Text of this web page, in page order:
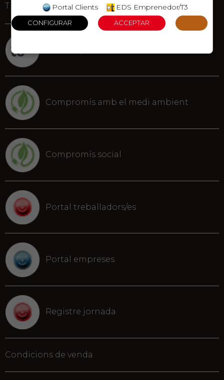
T. 977 382 542
Compromís amb el medi ambient
Compromís social
Portal treballadors/es
Portal empreses
Registre jornada
Condicions de venda
Portal Clients EDS Emprenedor/T3